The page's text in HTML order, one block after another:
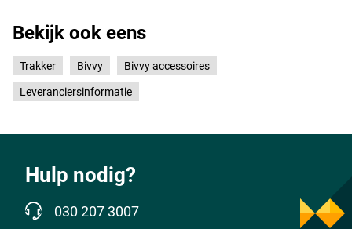
Bekijk ook eens
Trakker Bivvy Bivvy accessoires
Leveranciersinformatie
Hulp nodig?
030 207 3007